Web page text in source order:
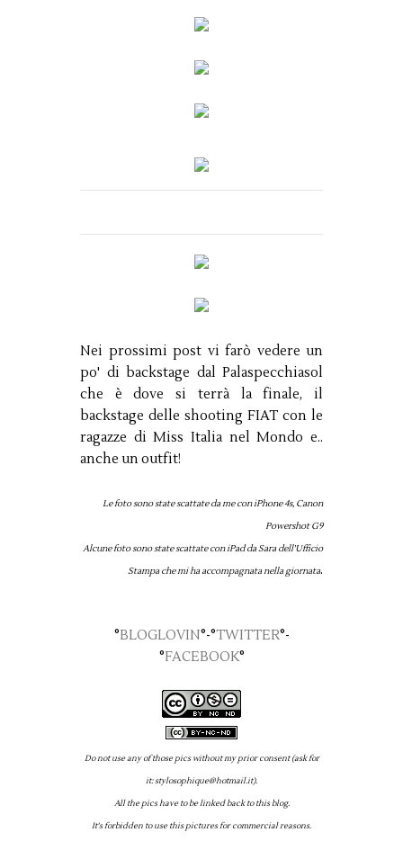
Nei prossimi post vi farò vedere un
po' di backstage dal Palaspecchiasol
che è dove si terrà la finale, il
backstage delle shooting FIAT con le
ragazze di Miss Italia nel Mondo e..
anche un outfit!
Le foto sono state scattate da me con iPhone 4s, Canon
Powershot G9
Alcune foto sono state scattate con iPad da Sara dell'Ufficio
Stampa che mi ha accompagnata nella giornata.
°BLOGLOVIN°-°TWITTER°-
°FACEBOOK°
Do not use any of those pics without my prior consent (ask for
it: stylosophique@hotmail.it).
All the pics have to be linked back to this blog.
It's forbidden to use this pictures for commercial reasons.